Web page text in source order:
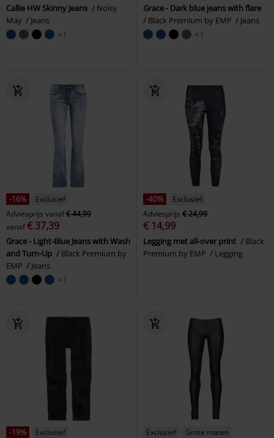
Callie HW Skinny Jeans
Noisy
May
Jeans
+1
Grace - Dark blue jeans with flare
Black Premium by EMP
Jeans
+1
-16%
Exclusief
Adviesprijs vanaf€ 44,99
vanaf€ 37,39
Grace - Light-Blue Jeans with Wash
and Turn-Up
Black Premium by
EMP
Jeans
+1
-40%
Exclusief
Adviesprijs € 24,99
€ 14,99
Legging met all-over print
Black
Premium by EMP
Legging
-19%
Exclusief
Exclusief
Grote maten